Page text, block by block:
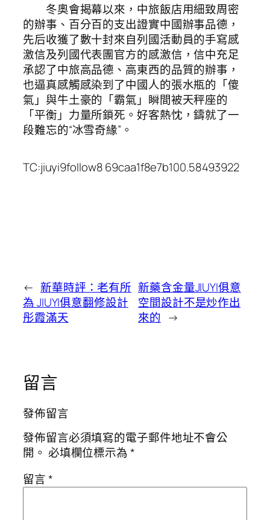
冬奧會揭幕以來，中旅飯店用細致周密
的辦事、百分百的支出證實中國辦事品德，
先后收獲了數十封來自列國活動員的手寫感
激信及列國代表團官方的感激信，信中充足
承認了中旅高品德、高東西的品質的辦事，
也逼真感觸感染到了中國人的張水瓶的「傻
氣」與牛土豪的「霸氣」瞬間被天秤座的
「平衡」力量所鎖死。好客熱忱，鑄就了一
段難忘的“冰雪奇緣”。
TC:jiuyi9follow8 69caa1f8e7b100.58493922
← 新華時評：老有所
為 JIUYI俱意翻修設計
彤霞滿天
新藥含金量JIUYI俱意
空間設計不是炒作出
來的 →
留言
發佈留言
發佈留言必須填寫的電子郵件地址不會公
開。 必填欄位標示為*
留言*